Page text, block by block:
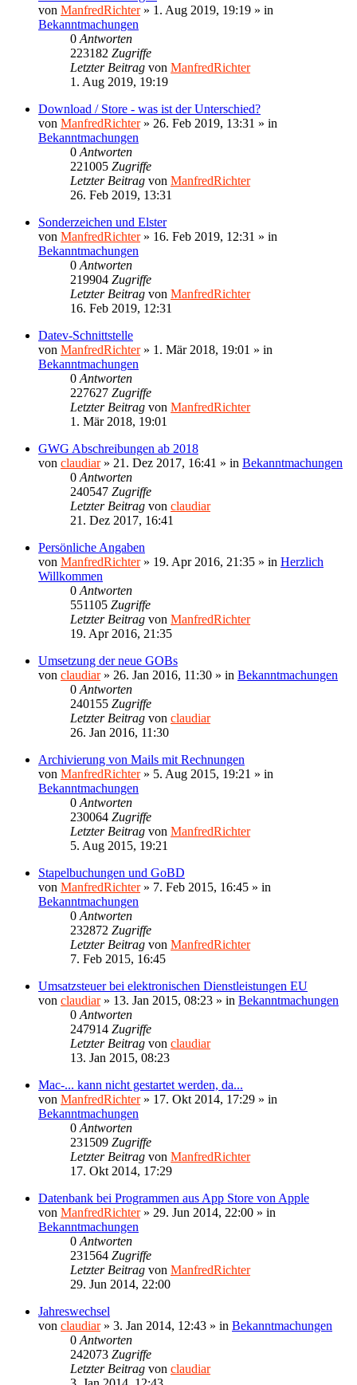
von ManfredRichter» 1. Aug 2019, 19:19 » in
Bekanntmachungen
0 Antworten
223182 Zugriffe
Letzter Beitrag von ManfredRichter
1. Aug 2019, 19:19
Download / Store - was ist der Unterschied?
von ManfredRichter» 26. Feb 2019, 13:31 » in
Bekanntmachungen
0 Antworten
221005 Zugriffe
Letzter Beitrag von ManfredRichter
26. Feb 2019, 13:31
Sonderzeichen und Elster
von ManfredRichter» 16. Feb 2019, 12:31 » in
Bekanntmachungen
0 Antworten
219904 Zugriffe
Letzter Beitrag von ManfredRichter
16. Feb 2019, 12:31
Datev-Schnittstelle
von ManfredRichter» 1. Mär 2018, 19:01 » in
Bekanntmachungen
0 Antworten
227627 Zugriffe
Letzter Beitrag von ManfredRichter
1. Mär 2018, 19:01
GWG Abschreibungen ab 2018
von claudiar» 21. Dez 2017, 16:41 » in Bekanntmachungen
0 Antworten
240547 Zugriffe
Letzter Beitrag von claudiar
21. Dez 2017, 16:41
Persönliche Angaben
von ManfredRichter» 19. Apr 2016, 21:35 » in Herzlich
Willkommen
0 Antworten
551105 Zugriffe
Letzter Beitrag von ManfredRichter
19. Apr 2016, 21:35
Umsetzung der neue GOBs
von claudiar» 26. Jan 2016, 11:30 » in Bekanntmachungen
0 Antworten
240155 Zugriffe
Letzter Beitrag von claudiar
26. Jan 2016, 11:30
Archivierung von Mails mit Rechnungen
von ManfredRichter» 5. Aug 2015, 19:21 » in
Bekanntmachungen
0 Antworten
230064 Zugriffe
Letzter Beitrag von ManfredRichter
5. Aug 2015, 19:21
Stapelbuchungen und GoBD
von ManfredRichter» 7. Feb 2015, 16:45 » in
Bekanntmachungen
0 Antworten
232872 Zugriffe
Letzter Beitrag von ManfredRichter
7. Feb 2015, 16:45
Umsatzsteuer bei elektronischen Dienstleistungen EU
von claudiar» 13. Jan 2015, 08:23 » in Bekanntmachungen
0 Antworten
247914 Zugriffe
Letzter Beitrag von claudiar
13. Jan 2015, 08:23
Mac-... kann nicht gestartet werden, da...
von ManfredRichter» 17. Okt 2014, 17:29 » in
Bekanntmachungen
0 Antworten
231509 Zugriffe
Letzter Beitrag von ManfredRichter
17. Okt 2014, 17:29
Datenbank bei Programmen aus App Store von Apple
von ManfredRichter» 29. Jun 2014, 22:00 » in
Bekanntmachungen
0 Antworten
231564 Zugriffe
Letzter Beitrag von ManfredRichter
29. Jun 2014, 22:00
Jahreswechsel
von claudiar» 3. Jan 2014, 12:43 » in Bekanntmachungen
0 Antworten
242073 Zugriffe
Letzter Beitrag von claudiar